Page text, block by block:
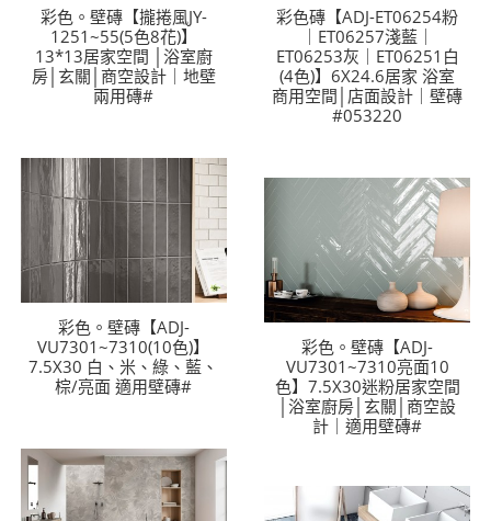
彩色。壁磚【攏捲風JY-
1251~55(5色8花)】
13*13居家空間 │浴室廚
房│玄關│商空設計｜地壁
兩用磚#
彩色磚【ADJ-ET06254粉
｜ET06257淺藍｜
ET06253灰｜ET06251白
(4色)】6X24.6居家 浴室
商用空間│店面設計｜壁磚
#053220
彩色。壁磚【ADJ-
VU7301~7310(10色)】
7.5X30 白、米、綠、藍、
棕/亮面 適用壁磚#
彩色。壁磚【ADJ-
VU7301~7310亮面10
色】7.5X30迷粉居家空間
│浴室廚房│玄關│商空設
計｜適用壁磚#